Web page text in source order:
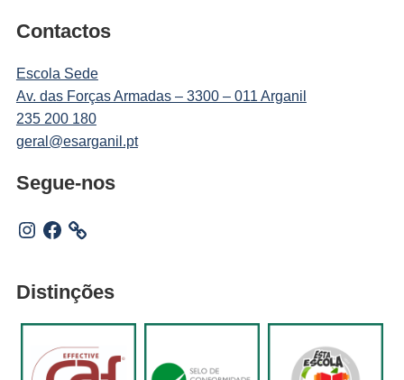
Contactos
Escola Sede
Av. das Forças Armadas – 3300 – 011 Arganil
235 200 180
geral@esarganil.pt
Segue-nos
Instagram
Facebook
Distinções